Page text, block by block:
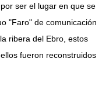
ser el lugar en que se
"Faro" de comunicación
ribera del Ebro, estos
fueron reconstruidos